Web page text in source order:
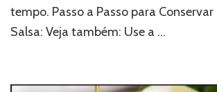
tempo. Passo a Passo para
Salsa: Veja também: Use a …